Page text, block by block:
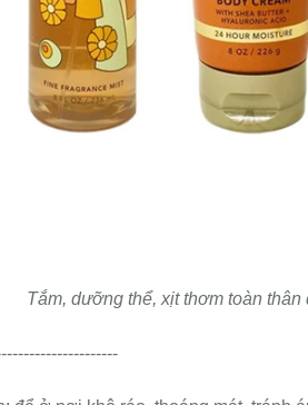
Tắm, dưỡng thể, xịt thơm toàn